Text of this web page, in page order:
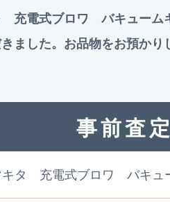
充電式ブロワ バキューム
ました。お品物をお預か
事前査
キタ 充電式ブロワ バキュ